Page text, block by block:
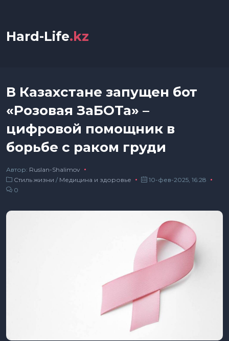
Hard-Life.kz
В Казахстане запущен бот
«Розовая ЗаБОТа» –
цифровой помощник в
борьбе с раком груди
Автор: Ruslan-Shalimov
Стиль жизни / Медицина и здоровье
10-фев-2025, 16:28
0